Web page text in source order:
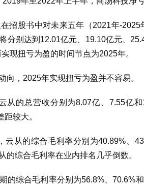
招股书中对未来五年（2021年-2025
分别达到12.01亿元、19.10亿元、
现扭亏为盈的时间节点为2025年。
向，2025年实现扭亏为盈并不容易。
从的总营收分别为8.07亿、7.55亿
较大。
云从的综合毛利率分别为40.89%、
的综合毛利率在业内排名几乎倒数。
的综合毛利率分别为56.8%、70.6%